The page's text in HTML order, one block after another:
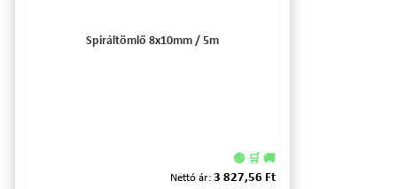
Spiráltömlő 8x10mm / 5m
🟢 🛒 🚚
Nettó ár: 3 827,56 Ft